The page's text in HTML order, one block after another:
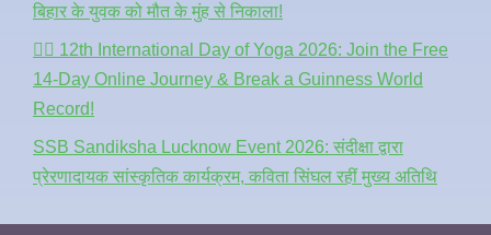
बिहार के युवक को मौत के मुंह से निकाला!
🧘‍♂️ 12th International Day of Yoga 2026: Join the Free
14-Day Online Journey & Break a Guinness World
Record!
SSB Sandiksha Lucknow Event 2026: संदीक्षा द्वारा
प्रेरणादायक सांस्कृतिक कार्यक्रम, कविता सिंघल रहीं मुख्य अतिथि